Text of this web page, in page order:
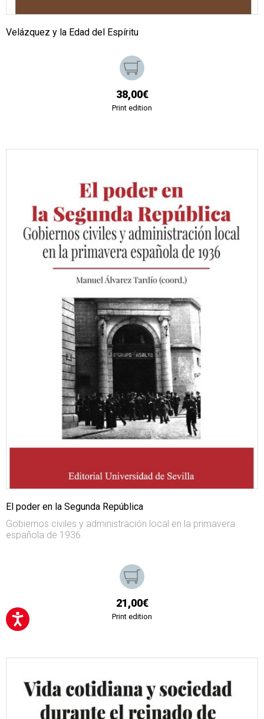
Velázquez y la Edad del Espíritu
38,00€
Print edition
El poder en la Segunda República
Gobiernos civiles y administración local en la primavera
española de 1936
21,00€
Print edition